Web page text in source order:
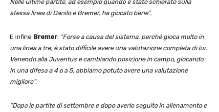
Nelle ultime partite, ad esempio quando è stato schierato sulla
stessa linea di Danilo e Bremer, ha giocato bene”.
E infine Bremer: “Forse a causa del sistema, perché gioca molto in
una linea a tre, è stato difficile avere una valutazione completa di lui.
Venendo alla Juventus e cambiando posizione in campo, giocando
in una difesa a 4 o a 5, abbiamo potuto avere una valutazione
migliore”.
“Dopo le partite di settembre e dopo averlo seguito in allenamento e